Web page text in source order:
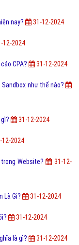
nay? 31-12-2024
12-2024
CPA? 31-12-2024
Sandbox như thế nào?
31-12-2024
12-2024
Website?
31-12-
Là Gì? 31-12-2024
31-12-2024
là gì? 31-12-2024